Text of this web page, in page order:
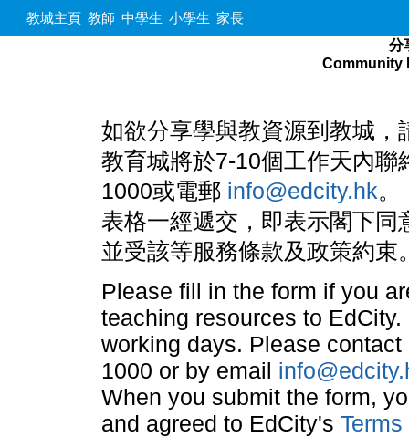
教城主頁 教師 中學生 小學生 家長
分
Community
如欲分享學與教資源到教城
教育城將於7-10個工作天內
1000或電郵 info@edcity.hk。
表格一經遞交，即表示閣下同
並受該等服務條款及政策約束
Please fill in the form if you
teaching resources to
working days. Please
1000 or by email
When you submit the form,
and agreed to EdCity's